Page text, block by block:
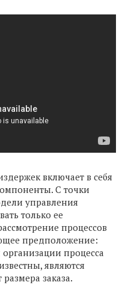
включает в себя
С точки
управления
только ее
процессов
предположение:
процесса
являются
заказа.